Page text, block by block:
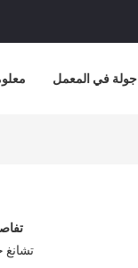
جولة في المعمل
تشانغ